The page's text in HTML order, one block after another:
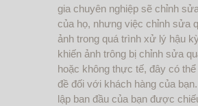
gia chuyên nghiệp sẽ chỉnh
của họ, nhưng việc chỉnh sửa
ảnh trong quá trình xử lý hậu
khiến ảnh trông bị chỉnh sửa
hoặc không thực tế, đây có
đề đối với khách hàng của
lập ban đầu của bạn được